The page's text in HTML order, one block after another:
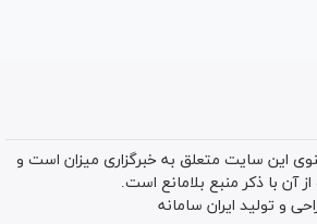
این سایت متعلق به خبرگزاری میزان است و
از آن با ذکر منبع بلامانع است.
و تولید ایران سامانه